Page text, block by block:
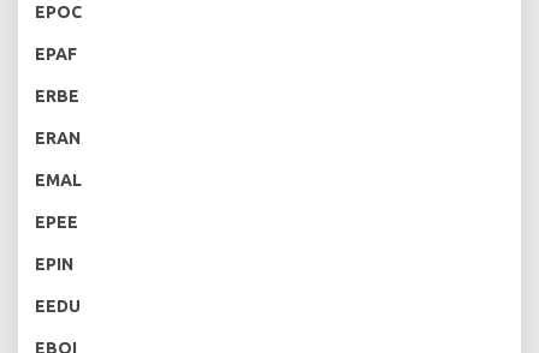
EPOC
EPAF
ERBE
ERAN
EMAL
EPEE
EPIN
EEDU
EBOI